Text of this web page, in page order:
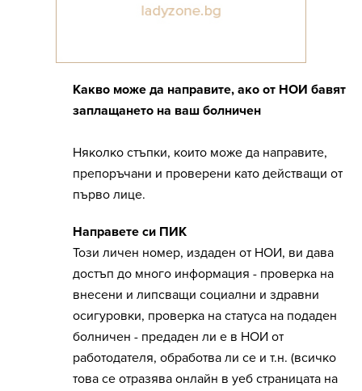
Какво може да направите, ако от НОИ бавят
заплащането на ваш болничен
Няколко стъпки, които може да направите,
препоръчани и проверени като действащи от
първо лице.
Направете си ПИК
Този личен номер, издаден от НОИ, ви дава
достъп до много информация - проверка на
внесени и липсващи социални и здравни
осигуровки, проверка на статуса на подаден
болничен - предаден ли е в НОИ от
работодателя, обработва ли се и т.н. (всичко
това се отразява онлайн в уеб страницата на